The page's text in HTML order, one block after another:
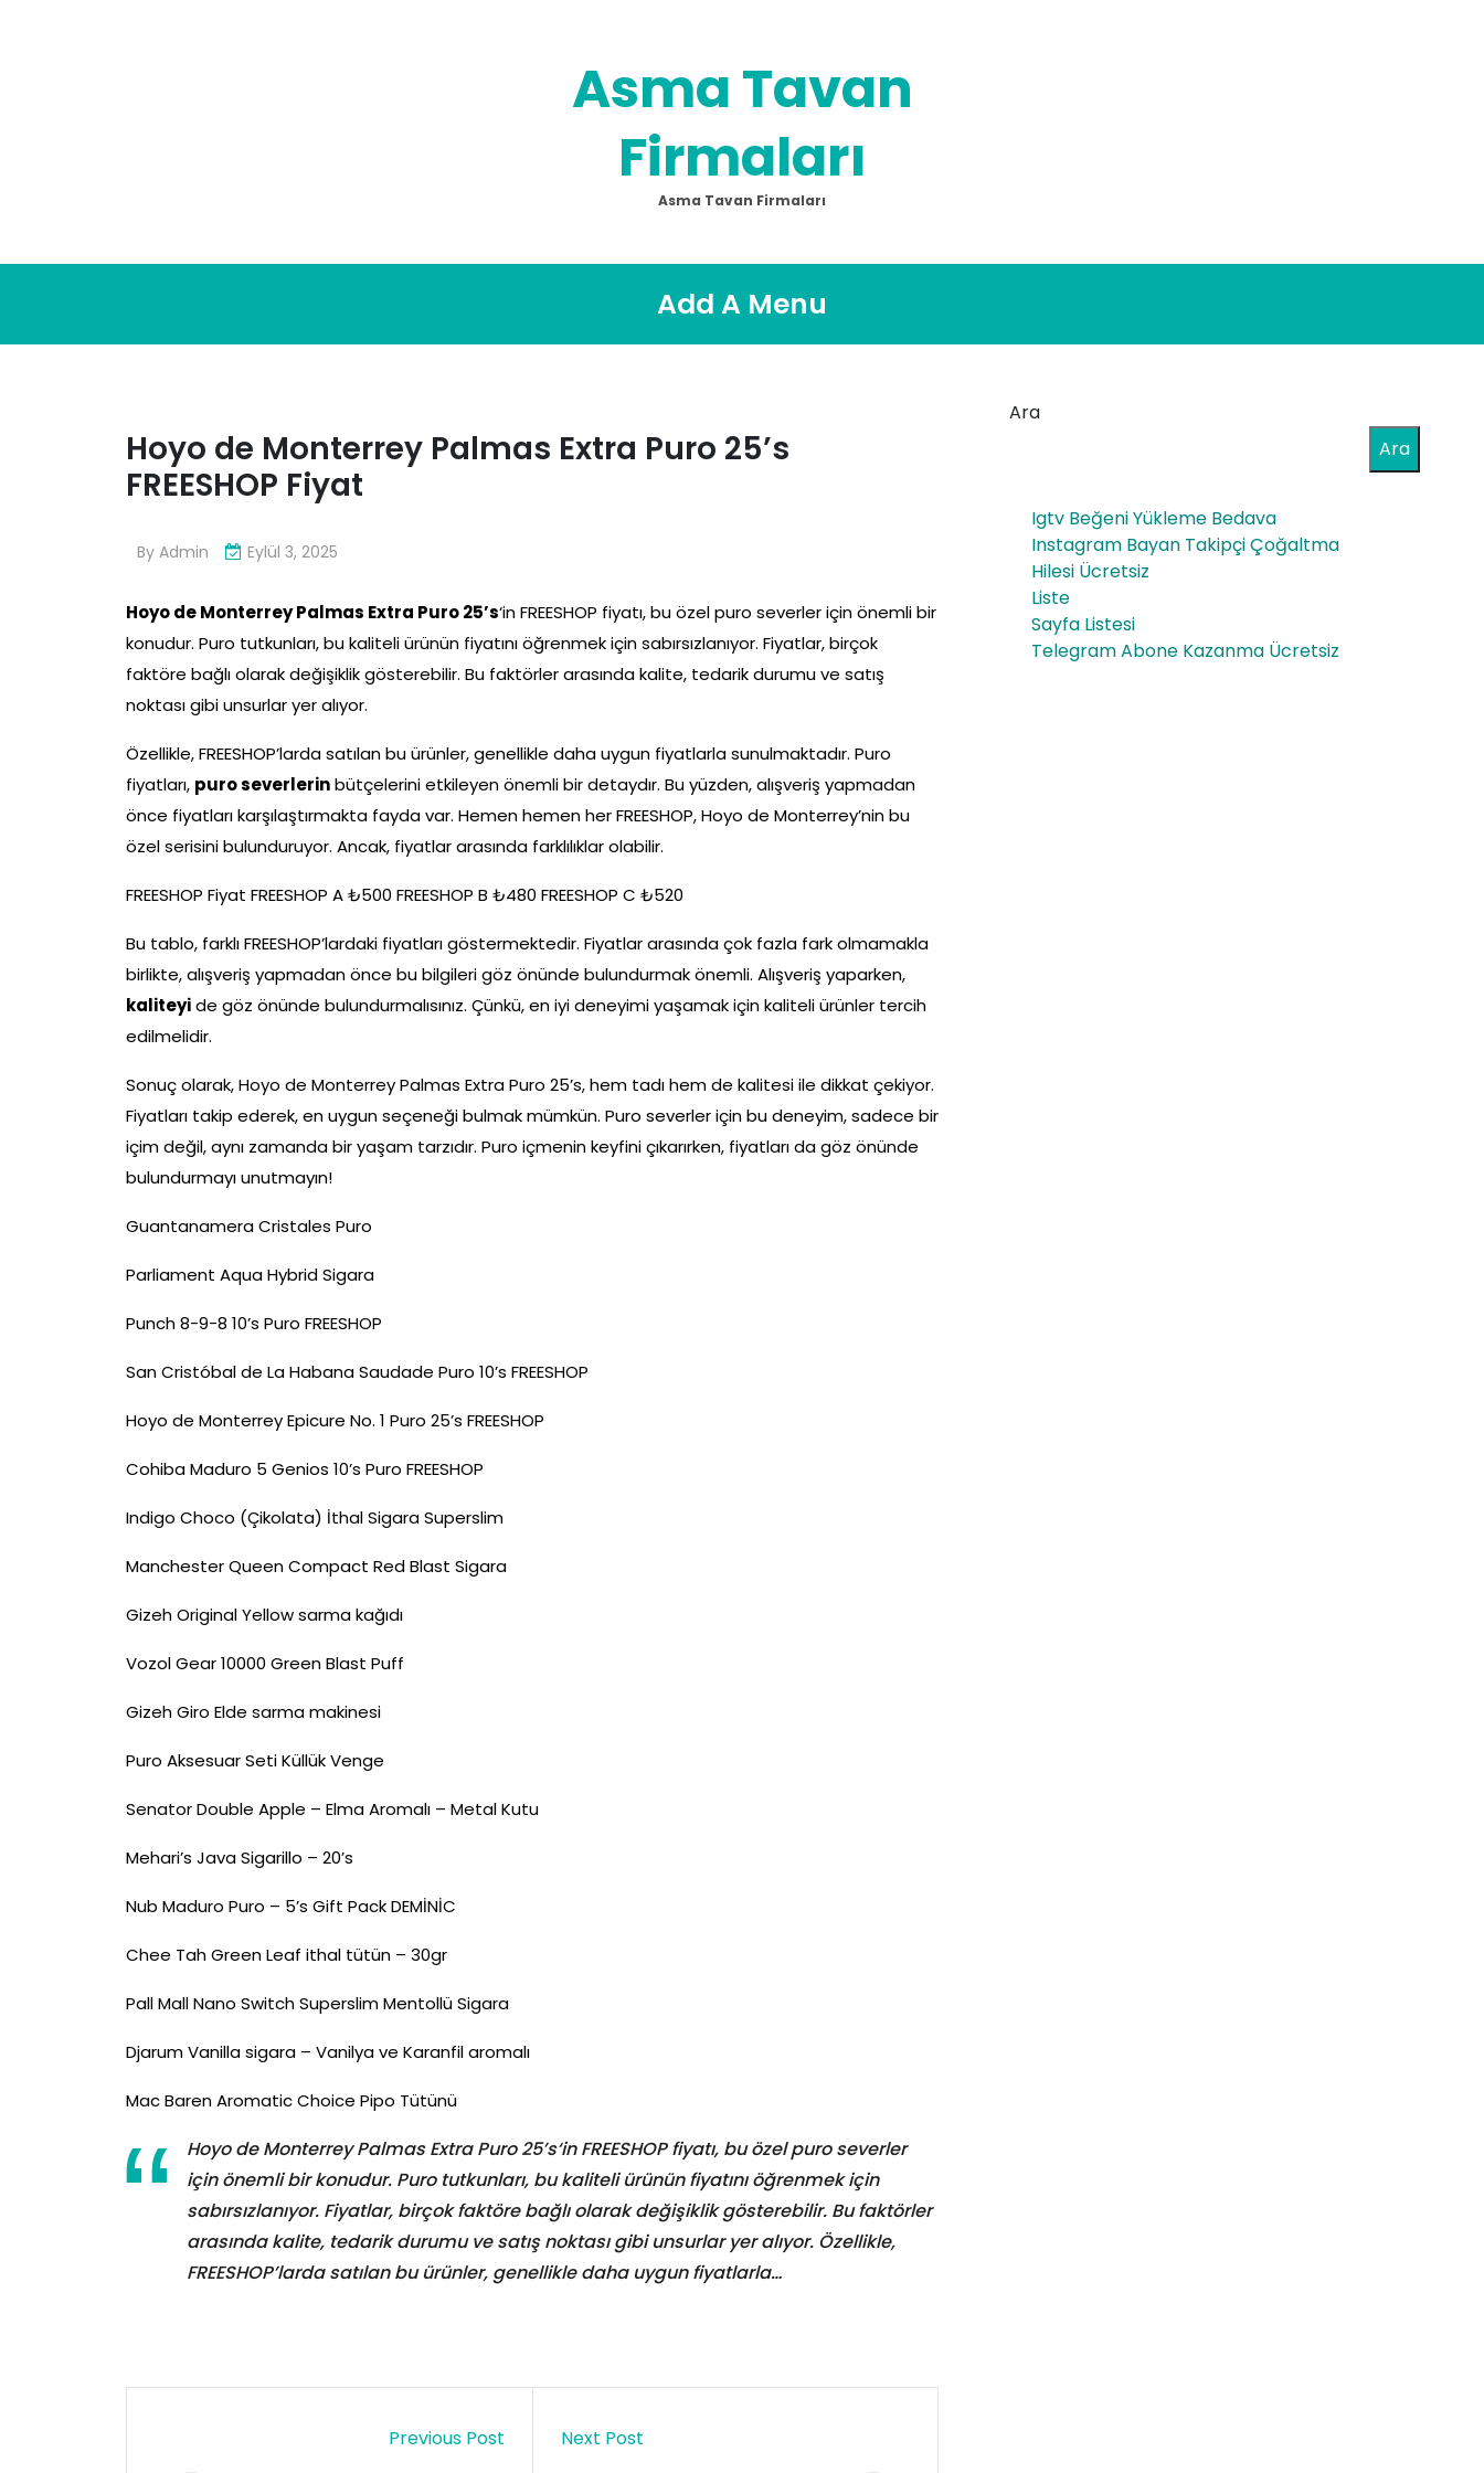
Asma Tavan
Firmaları
Asma Tavan Firmaları
Add A Menu
Hoyo de Monterrey Palmas Extra Puro 25’s
FREESHOP Fiyat
By Admin Eylül 3, 2025
Hoyo de Monterrey Palmas Extra Puro 25’s‘in FREESHOP fiyatı, bu özel puro severler için önemli bir
konudur. Puro tutkunları, bu kaliteli ürünün fiyatını öğrenmek için sabırsızlanıyor. Fiyatlar, birçok
faktöre bağlı olarak değişiklik gösterebilir. Bu faktörler arasında kalite, tedarik durumu ve satış
noktası gibi unsurlar yer alıyor.
Özellikle, FREESHOP’larda satılan bu ürünler, genellikle daha uygun fiyatlarla sunulmaktadır. Puro
fiyatları, puro severlerinbütçelerini etkileyen önemli bir detaydır. Bu yüzden, alışveriş yapmadan
önce fiyatları karşılaştırmakta fayda var. Hemen hemen her FREESHOP, Hoyo de Monterrey’nin bu
özel serisini bulunduruyor. Ancak, fiyatlar arasında farklılıklar olabilir.
FREESHOP Fiyat FREESHOP A ₺500 FREESHOP B ₺480 FREESHOP C ₺520
Bu tablo, farklı FREESHOP’lardaki fiyatları göstermektedir. Fiyatlar arasında çok fazla fark olmamakla
birlikte, alışveriş yapmadan önce bu bilgileri göz önünde bulundurmak önemli. Alışveriş yaparken,
kaliteyide göz önünde bulundurmalısınız. Çünkü, en iyi deneyimi yaşamak için kaliteli ürünler tercih
edilmelidir.
Sonuç olarak, Hoyo de Monterrey Palmas Extra Puro 25’s, hem tadı hem de kalitesi ile dikkat çekiyor.
Fiyatları takip ederek, en uygun seçeneği bulmak mümkün. Puro severler için bu deneyim, sadece bir
içim değil, aynı zamanda bir yaşam tarzıdır. Puro içmenin keyfini çıkarırken, fiyatları da göz önünde
bulundurmayı unutmayın!
Guantanamera Cristales Puro
Parliament Aqua Hybrid Sigara
Punch 8-9-8 10’s Puro FREESHOP
San Cristóbal de La Habana Saudade Puro 10’s FREESHOP
Hoyo de Monterrey Epicure No. 1 Puro 25’s FREESHOP
Cohiba Maduro 5 Genios 10’s Puro FREESHOP
Indigo Choco (Çikolata) İthal Sigara Superslim
Manchester Queen Compact Red Blast Sigara
Gizeh Original Yellow sarma kağıdı
Vozol Gear 10000 Green Blast Puff
Gizeh Giro Elde sarma makinesi
Puro Aksesuar Seti Küllük Venge
Senator Double Apple – Elma Aromalı – Metal Kutu
Mehari’s Java Sigarillo – 20’s
Nub Maduro Puro – 5’s Gift Pack DEMİNİC
Chee Tah Green Leaf ithal tütün – 30gr
Pall Mall Nano Switch Superslim Mentollü Sigara
Djarum Vanilla sigara – Vanilya ve Karanfil aromalı
Mac Baren Aromatic Choice Pipo Tütünü
Hoyo de Monterrey Palmas Extra Puro 25’s‘in FREESHOP fiyatı, bu özel puro severler
için önemli bir konudur. Puro tutkunları, bu kaliteli ürünün fiyatını öğrenmek için
sabırsızlanıyor. Fiyatlar, birçok faktöre bağlı olarak değişiklik gösterebilir. Bu faktörler
arasında kalite, tedarik durumu ve satış noktası gibi unsurlar yer alıyor. Özellikle,
FREESHOP’larda satılan bu ürünler, genellikle daha uygun fiyatlarla…
Previous Post Next Post
Ara
Ara
Igtv Beğeni Yükleme Bedava
Instagram Bayan Takipçi Çoğaltma
Hilesi Ücretsiz
Liste
Sayfa Listesi
Telegram Abone Kazanma Ücretsiz